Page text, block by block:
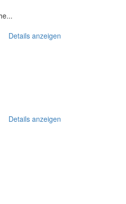
Details anzeigen
Details anzeigen